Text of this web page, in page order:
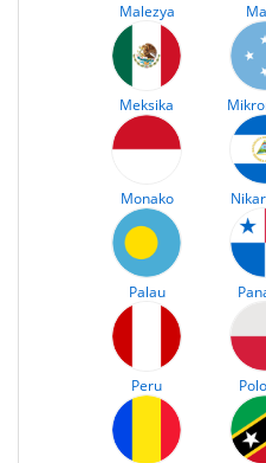
Malezya
Meksika
Monako
Palau
Peru